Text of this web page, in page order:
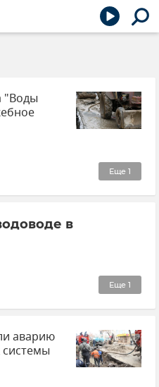
"Воды
Еще 1
в
Еще 1
аварию
системы